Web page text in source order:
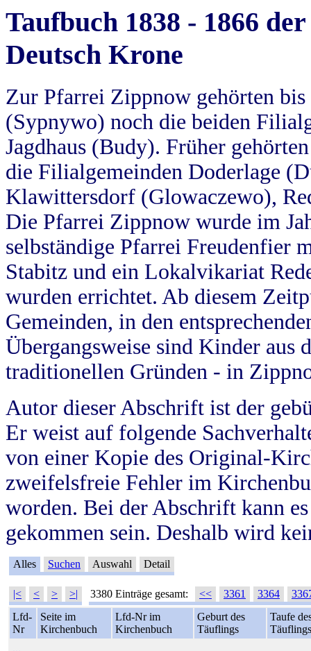
Taufbuch 1838 - 1866
Deutsch Krone
Zur Pfarrei Zippnow gehörten
(Sypnywo) noch die beiden
Jagdhaus (Budy). Früher
die Filialgemeinden Doderlage
Klawittersdorf (Glowaczewo),
Die Pfarrei Zippnow wurde im
selbständige Pfarrei Freudenfier
Stabitz und ein Lokalvikariat
wurden errichtet. Ab diesem
Gemeinden, in den
Übergangsweise sind Kinder aus
traditionellen Gründen - in
Autor dieser Abschrift ist der
Er weist auf folgende
von einer Kopie des Original-
zweifelsfreie Fehler im
worden. Bei der Abschrift kann
gekommen sein. Deshalb wird
Alles Suchen Auswahl Detail
|< < > >| 3380 Einträge gesamt: << 3361 3364
Lfd-
Nr
Seite im
Kirchenbuch
Lfd-Nr im
Kirchenbuch
Geburt des
Täuflings
Taufe
Täuflings
...